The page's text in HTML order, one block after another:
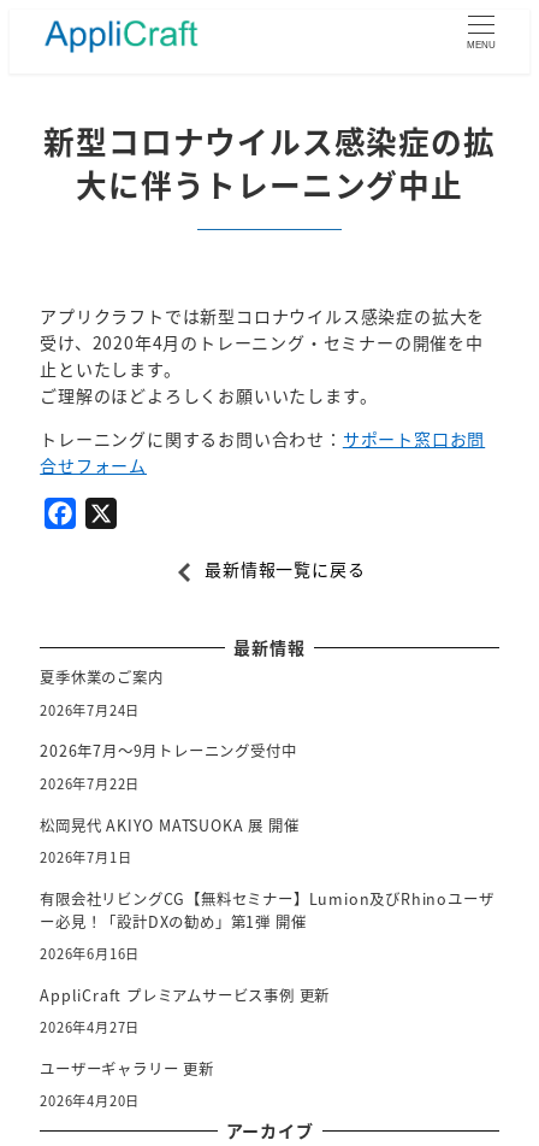
MENU
新型コロナウイルス感染症の拡
大に伴うトレーニング中止
アプリクラフトでは新型コロナウイルス感染症の拡大を
受け、2020年4月のトレーニング・セミナーの開催を中
止といたします。
ご理解のほどよろしくお願いいたします。
トレーニングに関するお問い合わせ： サポート窓口お問
合せフォーム
o
o
最新情報一覧に戻る
最新情報
夏季休業のご案内
2026年7月24日
2026年7月～9月トレーニング受付中
2026年7月22日
松岡晃代 AKIYO MATSUOKA 展 開催
2026年7月1日
有限会社リビングCG【無料セミナー】Lumion及びRhinoユーザ
ー必見！「設計DXの勧め」第1弾 開催
2026年6月16日
AppliCraft プレミアムサービス事例 更新
2026年4月27日
ユーザーギャラリー 更新
2026年4月20日
アーカイブ